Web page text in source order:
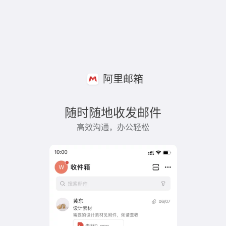
阿里邮箱
随时随地收发邮件
高效沟通，办公轻松